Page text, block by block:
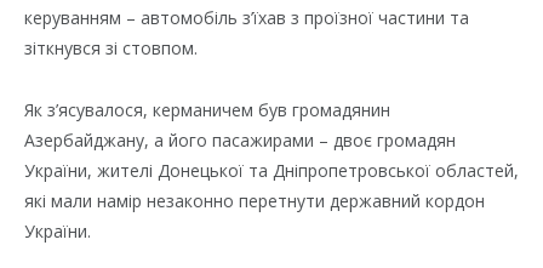
керуванням – автомобіль з’їхав з проїзної частини та
зіткнувся зі стовпом.
Як з’ясувалося, керманичем був громадянин
Азербайджану, а його пасажирами – двоє громадян
України, жителі Донецької та Дніпропетровської областей,
які мали намір незаконно перетнути державний кордон
України.